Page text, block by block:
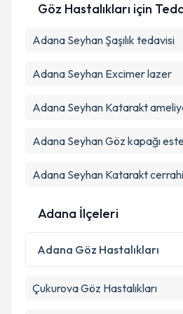
Kişisel verilerimin
Metni
Takvim
Göz Hastalıkları için
Adana Seyhan Şaşılık tedavisi
Adana Seyhan Excimer lazer
Adana Seyhan Katarakt
Adana Seyhan Göz kapağı
Adana Seyhan Katarakt
Adana İlçeleri
Adana Göz Hastalıkları
ÇukurovaGöz Hastalıkları